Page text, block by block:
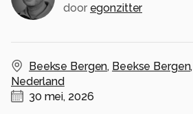
door egonzitter
Beekse Bergen, Beekse Bergen,
Nederland
30 mei, 2026